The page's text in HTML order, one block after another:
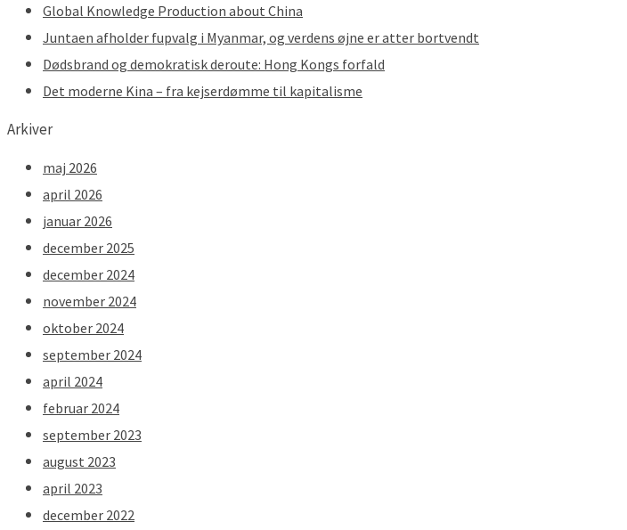
Global Knowledge Production about China
Juntaen afholder fupvalg i Myanmar, og verdens øjne er atter bortvendt
Dødsbrand og demokratisk deroute: Hong Kongs forfald
Det moderne Kina – fra kejserdømme til kapitalisme
Arkiver
maj 2026
april 2026
januar 2026
december 2025
december 2024
november 2024
oktober 2024
september 2024
april 2024
februar 2024
september 2023
august 2023
april 2023
december 2022